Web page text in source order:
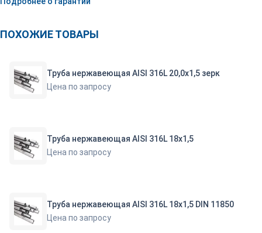
ПОХОЖИЕ ТОВАРЫ
Труба нержавеющая AISI 316L 20,0х1,5 зерк
Цена по запросу
Труба нержавеющая AISI 316L 18х1,5
Цена по запросу
Труба нержавеющая AISI 316L 18х1,5 DIN 11850
Цена по запросу